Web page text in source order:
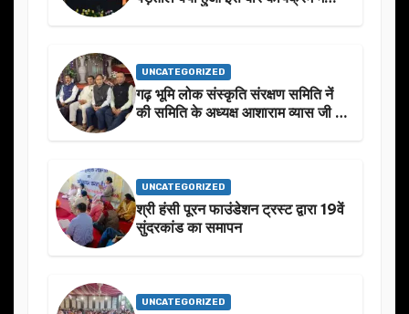
UNCATEGORIZED
गढ़ भूमि लोक संस्कृति संरक्षण समिति नें
की समिति के अध्यक्ष आशाराम व्यास जी के
UNCATEGORIZED
श्री हंसी पूरन फाउंडेशन ट्रस्ट द्वारा 19वें
सुंदरकांड का समापन
UNCATEGORIZED